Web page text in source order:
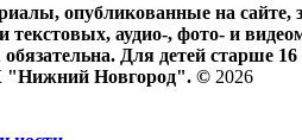
опубликованные на
аудио-, фото- и
Для детей старше 16
Новгород". © 2026